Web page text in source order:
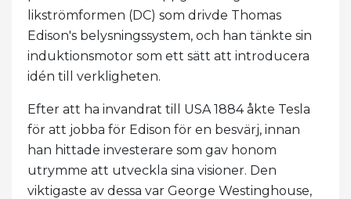
likströmformen (DC) som drivde Thomas
Edison's belysningssystem, och han tänkte sin
induktionsmotor som ett sätt att introducera
idén till verkligheten.
Efter att ha invandrat till USA 1884 åkte Tesla
för att jobba för Edison för en besvärj, innan
han hittade investerare som gav honom
utrymme att utveckla sina visioner. Den
viktigaste av dessa var George Westinghouse,